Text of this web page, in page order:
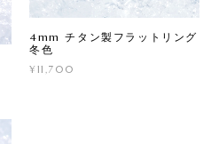
4mm チタン製フラットリング
冬色
¥11,700